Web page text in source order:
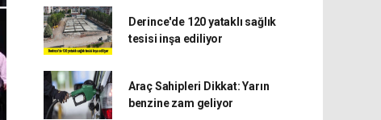
Derince'de 120 yataklı sağlık
tesisi inşa ediliyor
Araç Sahipleri Dikkat: Yarın
benzine zam geliyor